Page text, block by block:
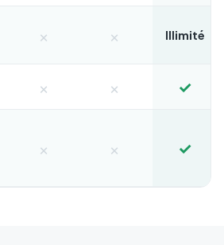
× × Illimité
× × ✓
× × ✓